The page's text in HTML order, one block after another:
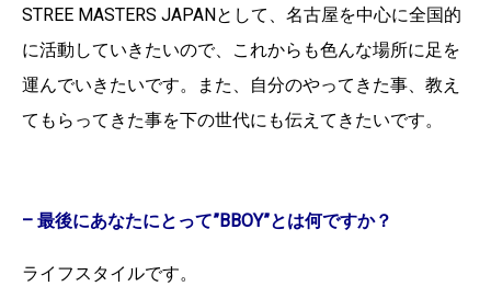
STREE MASTERS JAPANとして、名古屋を中心に全国的
に活動していきたいので、これからも色んな場所に足を
運んでいきたいです。また、自分のやってきた事、教え
てもらってきた事を下の世代にも伝えてきたいです。
– 最後にあなたにとって”BBOY”とは何ですか？
ライフスタイルです。